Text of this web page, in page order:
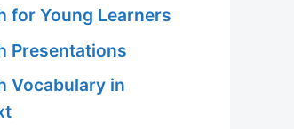
for Young Learners
Presentations
Vocabulary in